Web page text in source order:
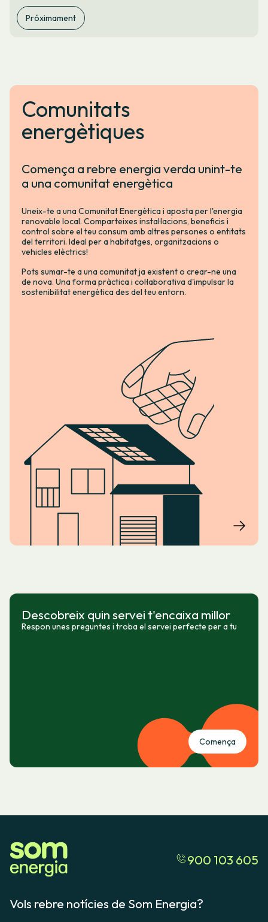
Próximament
Comunitats
energètiques
Comença a rebre energia verda unint-te
a una comunitat energètica
Uneix-te a una Comunitat Energètica i aposta per l'energia
renovable local. Comparteixes instal·lacions, beneficis i
control sobre el teu consum amb altres persones o entitats
del territori. Ideal per a habitatges, organitzacions o
vehicles elèctrics!
Pots sumar-te a una comunitat ja existent o crear-ne una
de nova. Una forma pràctica i col·laborativa d'impulsar la
sostenibilitat energètica des del teu entorn.
Descobreix quin servei t'encaixa millor
Respon unes preguntes i troba el servei perfecte per a tu
Comença
900 103 605
Vols rebre notícies de Som Energia?